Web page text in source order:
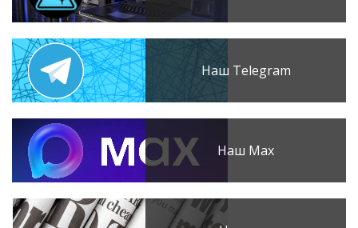
Наш Telegram
Наш Max